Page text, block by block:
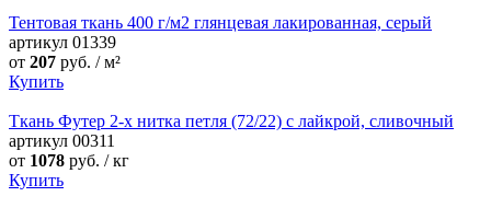
Тентовая ткань 400 г/м2 глянцевая лакированная, серый
артикул 01339
от 207 руб. / м²
Купить
Ткань Футер 2-х нитка петля (72/22) с лайкрой, сливочный
артикул 00311
от 1078 руб. / кг
Купить